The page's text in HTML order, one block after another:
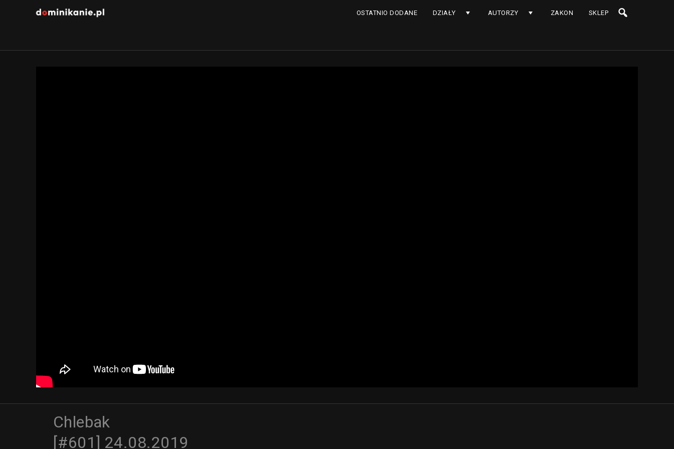
OSTATNIO DODANE DZIAŁY AUTORZY ZAKON SKLEP
Chlebak
[#601] 24.08.2019